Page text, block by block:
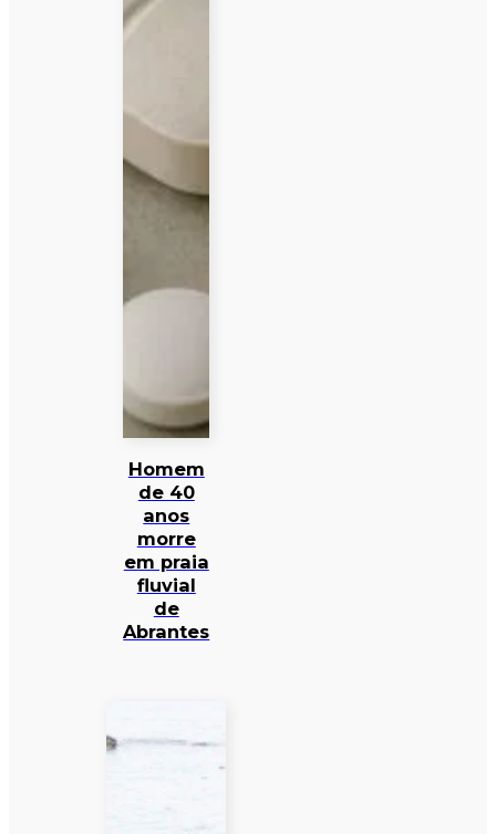
Homem
de 40
anos
morre
em praia
fluvial
de
Abrantes